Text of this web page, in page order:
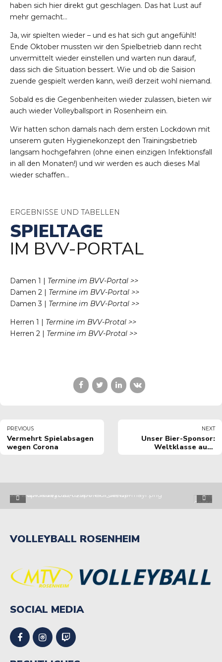
haben sich hier direkt gut geschlagen. Das hat Lust auf
mehr gemacht…
Ja, wir spielten wieder – und es hat sich gut angefühlt!
Ende Oktober mussten wir den Spielbetrieb dann recht
unvermittelt wieder einstellen und warten nun darauf,
dass sich die Situation bessert. Wie und ob die Saision
zuende gespielt werden kann, weiß derzeit wohl niemand.
Sobald es die Gegenbenheiten wieder zulassen, bieten wir
auch wieder Volleyballsport in Rosenheim ein.
Wir hatten schon damals nach dem ersten Lockdown mit
unserem guten Hygienekonzept den Trainingsbetrieb
langsam hochgefahren (ohne einen einzigen Infektionsfall
in all den Monaten!) und wir werden es auch dieses Mal
wieder schaffen…
ERGEBNISSE UND TABELLEN
SPIELTAGE
IM BVV-PORTAL
Damen 1 | Termine im BVV-Portal >>
Damen 2 | Termine im BVV-Portal >>
Damen 3 | Termine im BVV-Portal >>
Herren 1 | Termine im BVV-Protal >>
Herren 2 | Termine im BVV-Protal >>
PREVIOUS
Vermehrt Spielabsagen
wegen Corona
NEXT
Unser Bier-Sponsor:
Weltklasse auch
VOLLEYBALL ROSENHEIM
SOCIAL MEDIA